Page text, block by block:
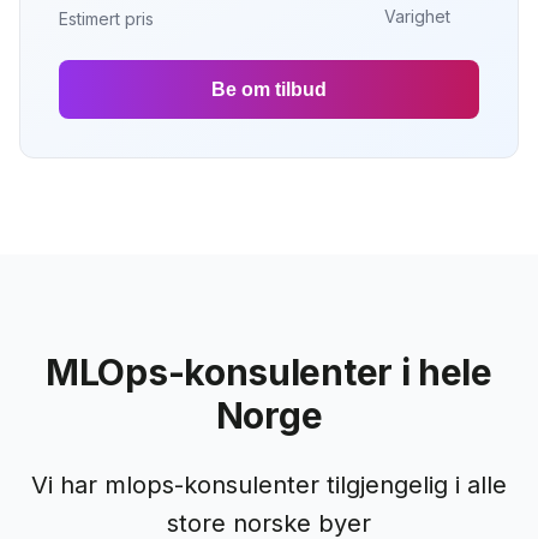
Estimert pris Varighet
Be om tilbud
MLOps-konsulenter i hele
Norge
Vi har mlops-konsulenter tilgjengelig i alle
store norske byer